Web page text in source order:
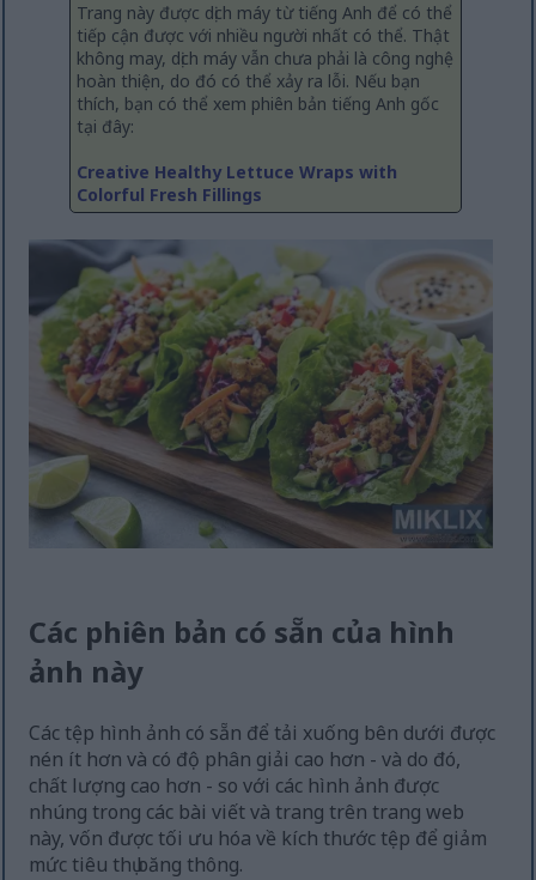
Trang này được dịch máy từ tiếng Anh để có thể
tiếp cận được với nhiều người nhất có thể. Thật
không may, dịch máy vẫn chưa phải là công nghệ
hoàn thiện, do đó có thể xảy ra lỗi. Nếu bạn
thích, bạn có thể xem phiên bản tiếng Anh gốc
tại đây:
Creative Healthy Lettuce Wraps with
Colorful Fresh Fillings
Các phiên bản có sẵn của hình
ảnh này
Các tệp hình ảnh có sẵn để tải xuống bên dưới được
nén ít hơn và có độ phân giải cao hơn - và do đó,
chất lượng cao hơn - so với các hình ảnh được
nhúng trong các bài viết và trang trên trang web
này, vốn được tối ưu hóa về kích thước tệp để giảm
mức tiêu thụ băng thông.